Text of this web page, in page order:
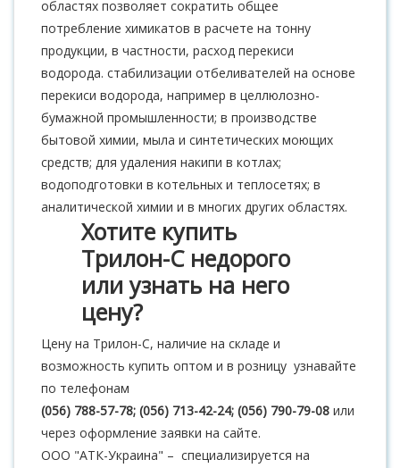
областях позволяет сократить общее
потребление химикатов в расчете на тонну
продукции, в частности, расход перекиси
водорода. стабилизации отбеливателей на основе
перекиси водорода, например в целлюлозно-
бумажной промышленности; в производстве
бытовой химии, мыла и синтетических моющих
средств; для удаления накипи в котлах;
водоподготовки в котельных и теплосетях; в
аналитической химии и в многих других областях.
Хотите купить
Трилон-С недорого
или узнать на него
цену?
Цену на Трилон-С, наличие на складе и
возможность купить оптом и в розницу узнавайте
по телефонам
(056) 788-57-78; (056) 713-42-24; (056) 790-79-08 или
через оформление заявки на сайте.
ООО "АТК-Украина" – специализируется на